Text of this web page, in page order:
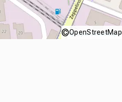
©OpenStreetMap